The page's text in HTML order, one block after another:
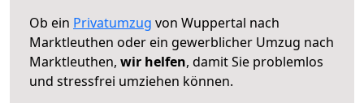
Ob ein Privatumzug von Wuppertal nach
Marktleuthen oder ein gewerblicher Umzug nach
Marktleuthen, wir helfen, damit Sie problemlos
und stressfrei umziehen können.